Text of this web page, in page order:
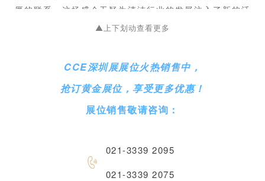
厚的联系。这场盛会无疑为清洁行业的发展注入了新的活
力，期待未来更多的合作机会。
▲上下划动查看更多
CCE深圳展展位火热销售中，
抢订黄金展位，享受更多优惠！
展位销售敬请咨询：
021-3339 2095
021-3339 2075